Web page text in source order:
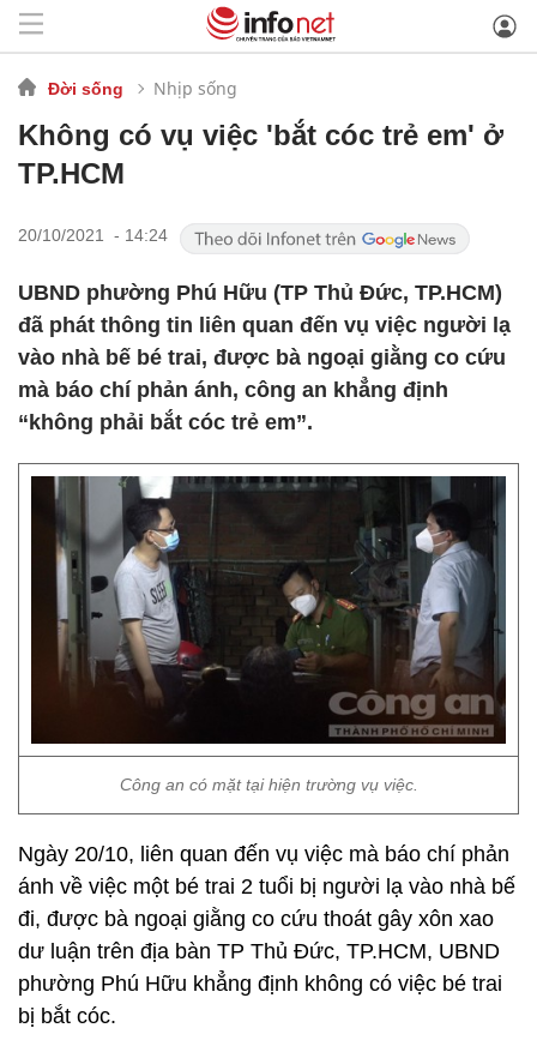
Đời sống Nhịp sống
Không có vụ việc 'bắt cóc trẻ em' ở
TP.HCM
20/10/2021 - 14:24
UBND phường Phú Hữu (TP Thủ Đức, TP.HCM)
đã phát thông tin liên quan đến vụ việc người lạ
vào nhà bế bé trai, được bà ngoại giằng co cứu
mà báo chí phản ánh, công an khẳng định
“không phải bắt cóc trẻ em”.
Công an có mặt tại hiện trường vụ việc.
Ngày 20/10, liên quan đến vụ việc mà báo chí phản
ánh về việc một bé trai 2 tuổi bị người lạ vào nhà bế
đi, được bà ngoại giằng co cứu thoát gây xôn xao
dư luận trên địa bàn TP Thủ Đức, TP.HCM, UBND
phường Phú Hữu khẳng định không có việc bé trai
bị bắt cóc.